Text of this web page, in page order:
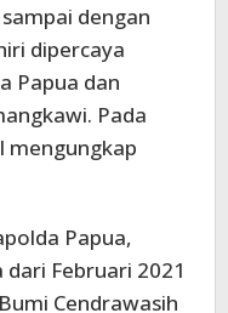
dengan
dipercaya
Papua dan
Pada
mengungkap
Papua,
Februari 2021
Cendrawasih